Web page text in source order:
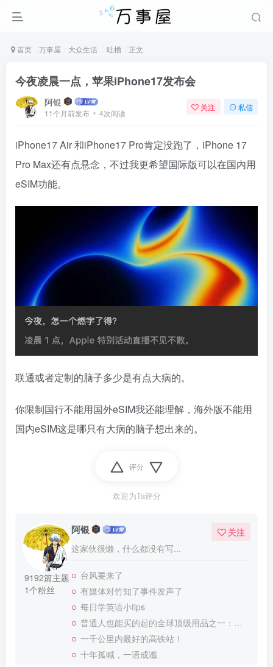
首页 万事屋 大众生活 吐槽 正文
今夜凌晨一点，苹果iPhone17发布会
阿银
11个月前发布 4次阅读
关注 私信
iPhone17 Air 和iPhone17 Pro肯定没跑了，iPhone 17
Pro Max还有点悬念，不过我更希望国际版可以在国内用
eSIM功能。
联通或者定制的脑子多少是有点大病的。
你限制国行不能用国外eSIM我还能理解，海外版不能用
国内eSIM这是哪只有大病的脑子想出来的。
评分
欢迎为Ta评分
9192篇主题
1个粉丝
阿银
这家伙很懒，什么都没有写...
关注
台风要来了
有媒体对竹知了事件发声了
每日学英语小tips
普通人也能买的起的全球顶级用品之一：WD-40润滑除锈剂！
一千公里内最好的高铁站！
十年孤喊，一语成谶